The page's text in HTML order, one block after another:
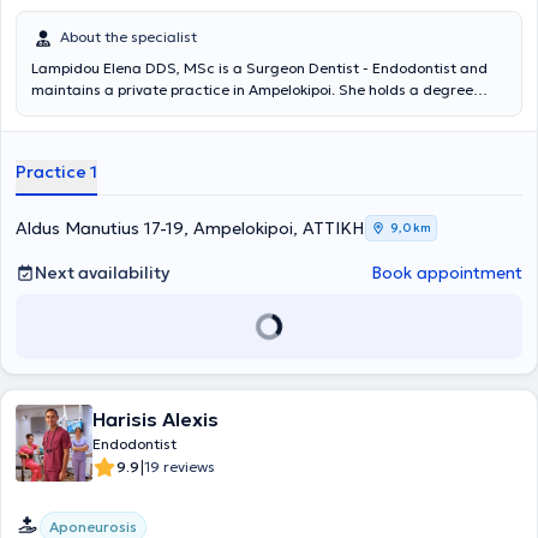
About the specialist
Lampidou Elena DDS, MSc is a Surgeon Dentist - Endodontist and
maintains a private practice in Ampelokipoi. She holds a degree
postgraduate degree in Endodontics from the University of
training in dental prosthetics and facial aesthetics in the United
Kingdom. She possesses extensive and diverse professional
experience, having worked as a surgeon dentist in Greece and the
United Kingdom. Finally, she actively participates in conferences to
stay updated on scientific advancements and new technologies.
Practice 1
Aldus Manutius 17-19, Ampelokipoi, ΑΤΤΙΚΗ 9,0 km
Next availability Book appointment
Harisis Alexis
Endodontist
9.9|19 reviews
Aponeurosis